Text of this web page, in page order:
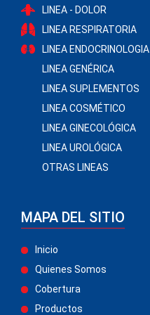
LINEA - DOLOR
LINEA RESPIRATORIA
LINEA ENDOCRINOLOGIA
LINEA GENÉRICA
LINEA SUPLEMENTOS
LINEA COSMÉTICO
LINEA GINECOLÓGICA
LINEA UROLÓGICA
OTRAS LINEAS
MAPA DEL SITIO
Inicio
Quienes Somos
Cobertura
Productos